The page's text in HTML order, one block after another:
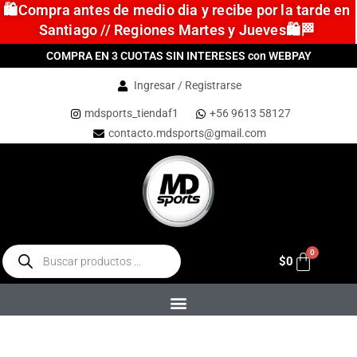
🛍️Compra antes de medio dia y recibe por la tarde en
Santiago // Regiones Martes y Jueves🛍️🏁
COMPRA EN 3 CUOTAS SIN INTERESES con WEBPAY
Ingresar / Registrarse
mdsports_tiendaf1
+56 9613 58127
contacto.mdsports@gmail.com
$0